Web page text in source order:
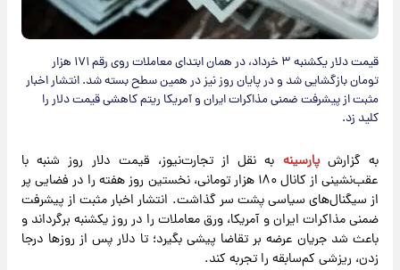
قیمت دلار یکشنبه ۳ خرداد، در همان ابتدای معاملات روی رقم ۱۷۱ هزار
تومان بازگشایی شد و در پایان روز نیز در همین سطح بسته شد. انتشار اخبار
مثبت از پیشرفت ضمنی مذاکرات ایران و آمریکا ریتم کاهشی قیمت دلار را
کلید زد.
به گزارش پارسینه به نقل از تجارت‌نیوز، قیمت دلار روز شنبه با
عقب‌نشینی از کانال ۱۸۰ هزار تومانی، نخستین روز هفته را در فضایی پر
از سیگنال‌های سیاسی پشت سر گذاشت. انتشار اخبار مثبت از پیشرفت
ضمنی مذاکرات ایران و آمریکا، ورق معاملات را در روز یکشنبه برگرداند و
باعث شد جریان عرضه بر تقاضا پیشی بگیرد؛ تا دلار پس از روزها درجا
زدن، ریزشی کم‌سابقه را تجربه کند.